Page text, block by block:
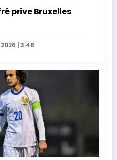
prive Bruxelles
| 3:48